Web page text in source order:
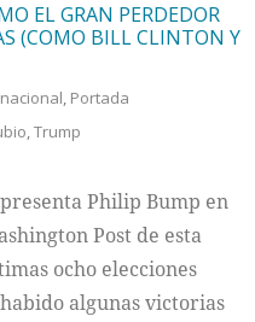
EL GRAN PERDEDOR
(COMO BILL CLINTON Y
, Portada
,Trump
Philip Bump en
Post de esta
ocho elecciones
algunas victorias